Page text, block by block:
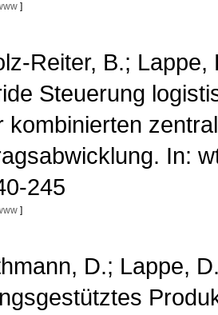
]
Reiter, B.;
Steuerung
kombinierten
In:
245
]
D.; Lappe,